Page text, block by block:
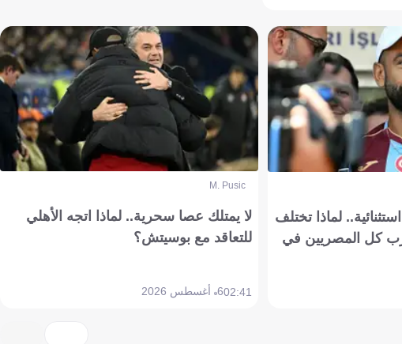
لماذا تختلف
كل المصريين في
M. Pusic
لا يمتلك عصا سحرية.. لماذا اتجه الأهلي
للتعاقد مع بوسيتش؟
02:416 أغسطس 2026